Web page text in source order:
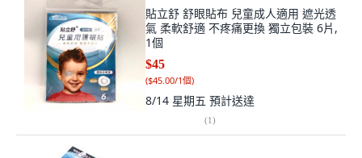
貼立舒 舒眼貼布 兒童成人適用 遮光透
氣 柔軟舒適 不疼痛更換 獨立包裝 6片,
1個
$45
($45.00/1個)
8/14 星期五 預計送達
(1)